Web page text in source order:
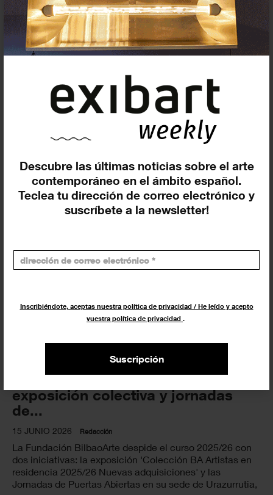
Descubre las últimas noticias sobre el arte
contemporáneo en el ámbito español.
Teclea tu dirección de correo electrónico y
suscríbete a la newsletter!
Inscribiéndote, aceptas nuestra política de privacidad / He leído y acepto
vuestra política de privacidad .
Suscripción
Minor White y la fotografía como
espacio de introspección llegan
a...
16 JUNIO 2026 Redacción
Minor White y Joaquín Tusquets de Cabirol protagonizan
las nuevas exposiciones de KBr, dos miradas sobre la
fotografía como experiencia, memoria y percepción.
BilbaoArte cierra el curso con una
exposición colectiva y jornadas
de...
15 JUNIO 2026 Redacción
La Fundación BilbaoArte despide el curso 2025/26 con
dos iniciativas: la exposición 'Colección BA Artistas en
residencia 2025/26 Nuevas adquisiciones' y las
Jornadas de Puertas Abiertas en su sede de Urazurrutia,